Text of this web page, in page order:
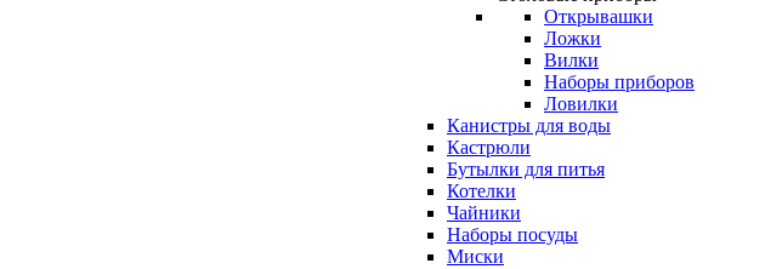
Открывашки
Ложки
Вилки
Наборы приборов
Ловилки
Канистры для воды
Кастрюли
Бутылки для питья
Котелки
Чайники
Наборы посуды
Миски